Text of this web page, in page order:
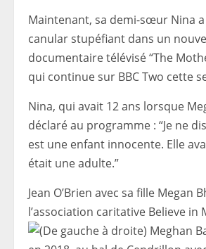
Maintenant, sa demi-sœur Nina
canular stupéfiant dans un
documentaire télévisé “The
qui continue sur BBC Two cette
Nina, qui avait 12 ans lorsque
déclaré au programme : “Je ne
est une enfant innocente. Elle
était une adulte.”
Jean O’Brien avec sa fille Megan
l’association caritative Believe in